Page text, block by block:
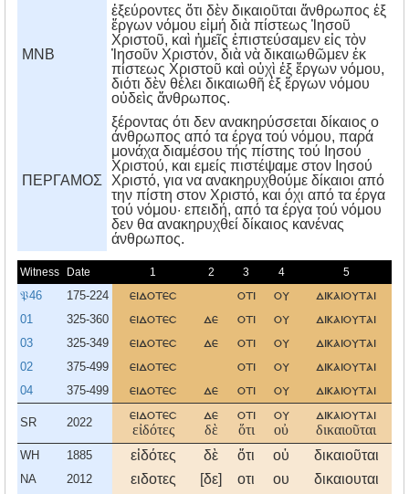
MNB
ἐξεύροντες ὅτι δὲν δικαιοῦται ἄνθρωπος ἐξ
ἔργων νόμου εἰμή διὰ πίστεως Ἰησοῦ
Χριστοῦ, καὶ ἡμεῖς ἐπιστεύσαμεν εἰς τὸν
Ἰησοῦν Χριστόν, διὰ νὰ δικαιωθῶμεν ἐκ
πίστεως Χριστοῦ καὶ οὐχὶ ἐξ ἔργων νόμου,
διότι δὲν θέλει δικαιωθῆ ἐξ ἔργων νόμου
οὐδεὶς ἄνθρωπος.
ΠΕΡΓΑΜΟΣ
ξέροντας ότι δεν ανακηρύσσεται δίκαιος ο
άνθρωπος από τα έργα τού νόμου, παρά
μονάχα διαμέσου τής πίστης τού Iησού
Xριστού, και εμείς πιστέψαμε στον Iησού
Xριστό, για να ανακηρυχθούμε δίκαιοι από
την πίστη στον Xριστό, και όχι από τα έργα
τού νόμου· επειδή, από τα έργα τού νόμου
δεν θα ανακηρυχθεί δίκαιος κανένας
άνθρωπος.
Witness Date 1 2 3 4 5
𝔓46 175-224 ειδοτεσ οτι ου δικαιουται
01 325-360 ειδοτεσ δε οτι ου δικαιουται
03 325-349 ειδοτεσ δε οτι ου δικαιουται
02 375-499 ειδοτεσ οτι ου δικαιουται
04 375-499 ειδοτεσ δε οτι ου δικαιουται
SR 2022
ειδοτεσ
εἰδότες
δε
δὲ
οτι
ὅτι
ου
οὐ
δικαιουται
δικαιοῦται
WH 1885 εἰδότες δὲ ὅτι οὐ δικαιοῦται
NA 2012 ειδοτες [δε] οτι ου δικαιουται